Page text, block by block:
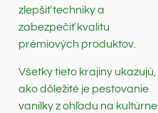
zlepšiť techniky a
zabezpečiť kvalitu
prémiových produktov.
Všetky tieto krajiny ukazujú,
ako dôležité je pestovanie
vanilky z ohľadu na kultúrne